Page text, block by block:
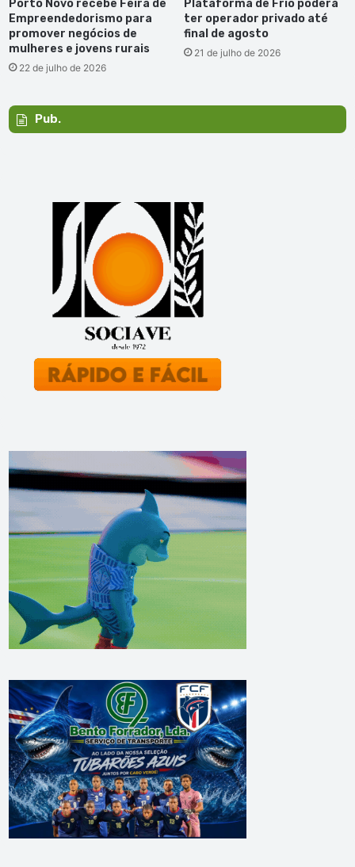
Porto Novo recebe Feira de
Empreendedorismo para
promover negócios de
mulheres e jovens rurais
22 de julho de 2026
Plataforma de Frio poderá
ter operador privado até
final de agosto
21 de julho de 2026
Pub.